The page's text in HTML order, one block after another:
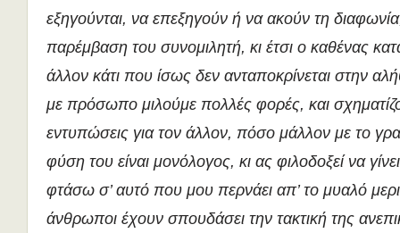
εξηγούνται, να επεξηγούν ή να ακούν τη
παρέμβαση του συνομιλητή, κι έτσι ο καθένας
άλλον κάτι που ίσως δεν ανταποκρίνεται στην
με πρόσωπο μιλούμε πολλές φορές, και
εντυπώσεις για τον άλλον, πόσο μάλλον με το
φύση του είναι μονόλογος, κι ας φιλοδοξεί να
φτάσω σ’ αυτό που μου περνάει απ’ το μυαλό
άνθρωποι έχουν σπουδάσει την τακτική της